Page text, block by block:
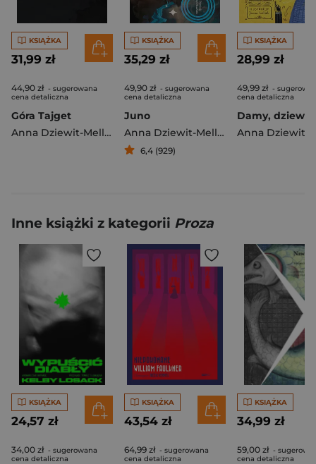
KSIĄŻKA
31,99 zł
44,90 zł - sugerowana
cena detaliczna
Góra Tajget
Anna Dziewit-Meller
KSIĄŻKA
35,29 zł
49,90 zł - sugerowana
cena detaliczna
Juno
Anna Dziewit-Meller
6,4 (929)
KSIĄŻKA
28,99 zł
49,99 zł -
cena detaliczna
Inne książki z kategorii Proza
KSIĄŻKA
24,57 zł
34,00 zł - sugerowana
cena detaliczna
KSIĄŻKA
43,54 zł
64,99 zł - sugerowana
cena detaliczna
KSIĄŻKA
34,99 zł
59,00 zł -
cena detaliczna